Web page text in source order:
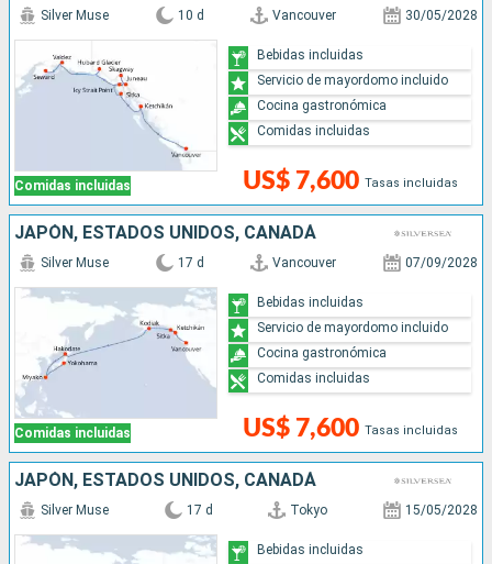
Comidas incluidas
Silver Muse 10 d Vancouver 30/05/2028
US$ 7,600 Tasas incluidas
Bebidas incluidas
Servicio de mayordomo incluido
Cocina gastronómica
Comidas incluidas
JAPÓN, ESTADOS UNIDOS, CANADÁ
Comidas incluidas
Silver Muse 17 d Vancouver 07/09/2028
US$ 7,600 Tasas incluidas
Bebidas incluidas
Servicio de mayordomo incluido
Cocina gastronómica
Comidas incluidas
JAPÓN, ESTADOS UNIDOS, CANADÁ
Silver Muse 17 d Tokyo 15/05/2028
Bebidas incluidas